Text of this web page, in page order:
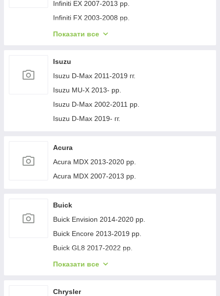
Jeep Cherokee XJ 1984-2001 гг.
Infiniti EX 2007-2013 рр.
Infiniti FX 2003-2008 рр.
Infiniti FX 2008-2012 рр.
Infiniti Q30 2015-2024 гг.
Infiniti Q50/Q60 2013-2024 рр.
Infiniti QX50 2013-2017 рр.
Infiniti QX56 2010-2013 рр.
Infiniti QX70 2013-2019 рр.
Infiniti G25/G35/37 (V36/CV36) 2006-2015 гг.
Infinity Q70/M-series 2010-2019 рр.
Infiniti QX80 2013-2024 рр.
Показати все
Isuzu
Isuzu D-Max 2011-2019 гг.
Isuzu MU-X 2013- рр.
Isuzu D-Max 2002-2011 рр.
Isuzu D-Max 2019- гг.
Acura
Acura MDX 2013-2020 рр.
Acura MDX 2007-2013 рр.
Buick
Buick Envision 2014-2020 рр.
Buick Encore 2013-2019 рр.
Buick GL8 2017-2022 рр.
Buick Lacrosse 2017-2023 рр.
Buick Verano 2016-2021 рр.
Показати все
Chrysler